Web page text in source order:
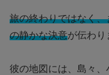
旅の終わりではなく、
の静かな決意が伝わり
彼の地図には、島々